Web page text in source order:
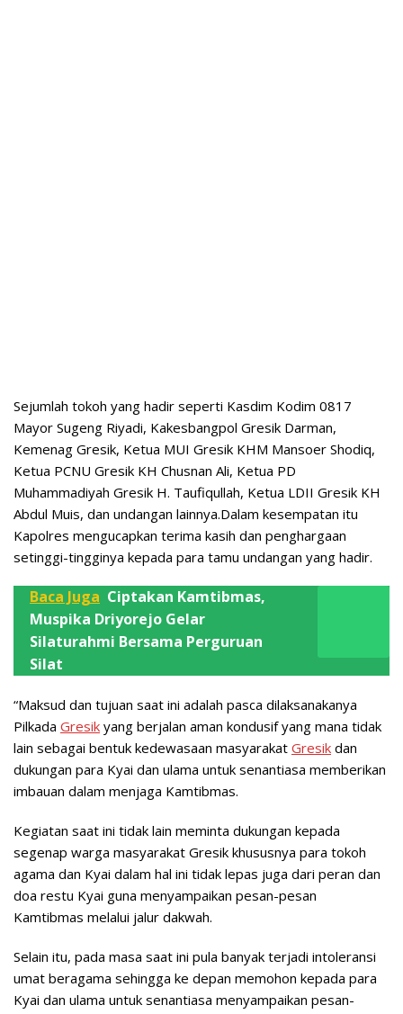
Sejumlah tokoh yang hadir seperti Kasdim Kodim 0817
Mayor Sugeng Riyadi, Kakesbangpol Gresik Darman,
Kemenag Gresik, Ketua MUI Gresik KHM Mansoer Shodiq,
Ketua PCNU Gresik KH Chusnan Ali, Ketua PD
Muhammadiyah Gresik H. Taufiqullah, Ketua LDII Gresik KH
Abdul Muis, dan undangan lainnya.Dalam kesempatan itu
Kapolres mengucapkan terima kasih dan penghargaan
setinggi-tingginya kepada para tamu undangan yang hadir.
Baca Juga Ciptakan Kamtibmas,
Muspika Driyorejo Gelar
Silaturahmi Bersama Perguruan
Silat
“Maksud dan tujuan saat ini adalah pasca dilaksanakanya
Pilkada Gresik yang berjalan aman kondusif yang mana tidak
lain sebagai bentuk kedewasaan masyarakat Gresik dan
dukungan para Kyai dan ulama untuk senantiasa memberikan
imbauan dalam menjaga Kamtibmas.
Kegiatan saat ini tidak lain meminta dukungan kepada
segenap warga masyarakat Gresik khususnya para tokoh
agama dan Kyai dalam hal ini tidak lepas juga dari peran dan
doa restu Kyai guna menyampaikan pesan-pesan
Kamtibmas melalui jalur dakwah.
Selain itu, pada masa saat ini pula banyak terjadi intoleransi
umat beragama sehingga ke depan memohon kepada para
Kyai dan ulama untuk senantiasa menyampaikan pesan-